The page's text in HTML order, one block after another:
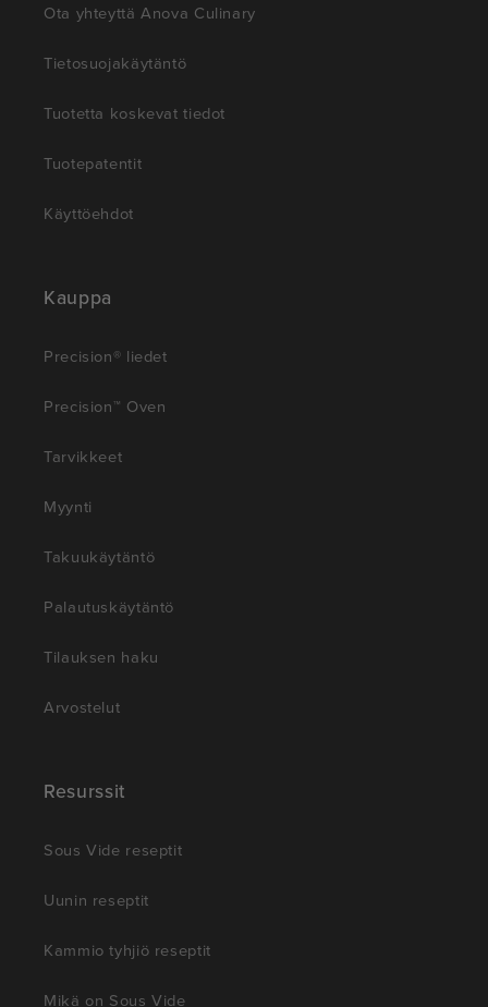
Ota yhteyttä Anova Culinary
Tietosuojakäytäntö
Tuotetta koskevat tiedot
Tuotepatentit
Käyttöehdot
Kauppa
Precision® liedet
Precision™ Oven
Tarvikkeet
Myynti
Takuukäytäntö
Palautuskäytäntö
Tilauksen haku
Arvostelut
Resurssit
Sous Vide reseptit
Uunin reseptit
Kammio tyhjiö reseptit
Mikä on Sous Vide